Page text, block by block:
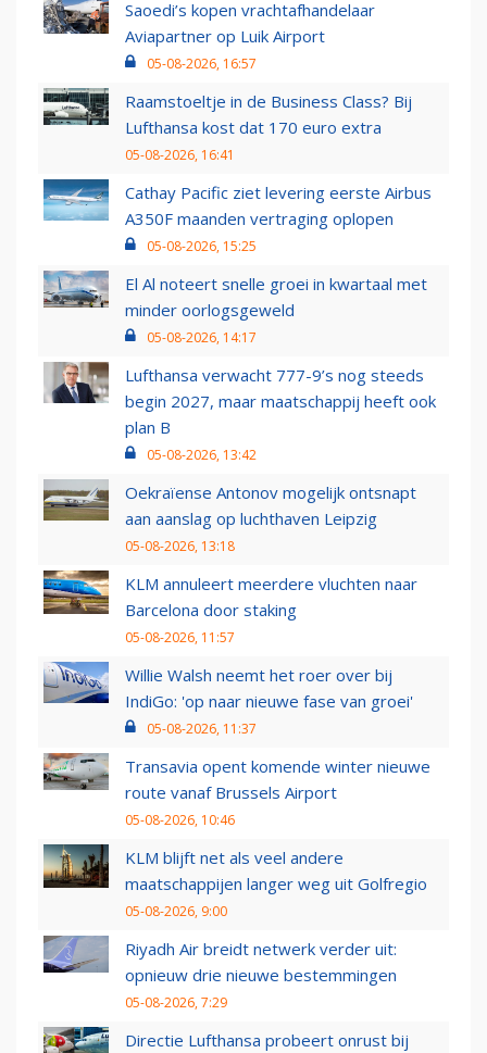
Saoedi’s kopen vrachtafhandelaar
Aviapartner op Luik Airport
05-08-2026, 16:57
Raamstoeltje in de Business Class? Bij
Lufthansa kost dat 170 euro extra
05-08-2026, 16:41
Cathay Pacific ziet levering eerste Airbus
A350F maanden vertraging oplopen
05-08-2026, 15:25
El Al noteert snelle groei in kwartaal met
minder oorlogsgeweld
05-08-2026, 14:17
Lufthansa verwacht 777-9’s nog steeds
begin 2027, maar maatschappij heeft ook
plan B
05-08-2026, 13:42
Oekraïense Antonov mogelijk ontsnapt
aan aanslag op luchthaven Leipzig
05-08-2026, 13:18
KLM annuleert meerdere vluchten naar
Barcelona door staking
05-08-2026, 11:57
Willie Walsh neemt het roer over bij
IndiGo: 'op naar nieuwe fase van groei'
05-08-2026, 11:37
Transavia opent komende winter nieuwe
route vanaf Brussels Airport
05-08-2026, 10:46
KLM blijft net als veel andere
maatschappijen langer weg uit Golfregio
05-08-2026, 9:00
Riyadh Air breidt netwerk verder uit:
opnieuw drie nieuwe bestemmingen
05-08-2026, 7:29
Directie Lufthansa probeert onrust bij